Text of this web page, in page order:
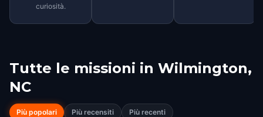
curiosità.
Tutte le missioni in Wilmington,
NC
Più popolari Più recensiti
Più recenti